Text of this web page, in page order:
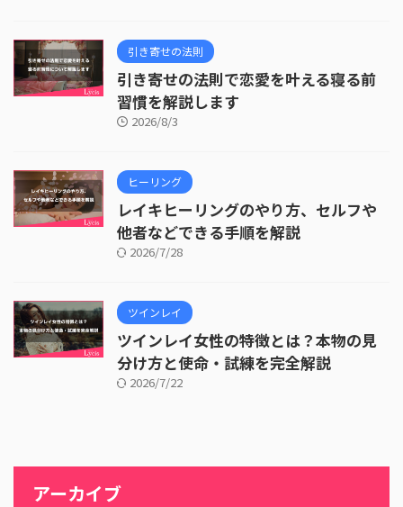
引き寄せの法則
引き寄せの法則で恋愛を叶える寝る前
習慣を解説します
2026/8/3
ヒーリング
レイキヒーリングのやり方、セルフや
他者などできる手順を解説
2026/7/28
ツインレイ
ツインレイ女性の特徴とは？本物の見
分け方と使命・試練を完全解説
2026/7/22
アーカイブ